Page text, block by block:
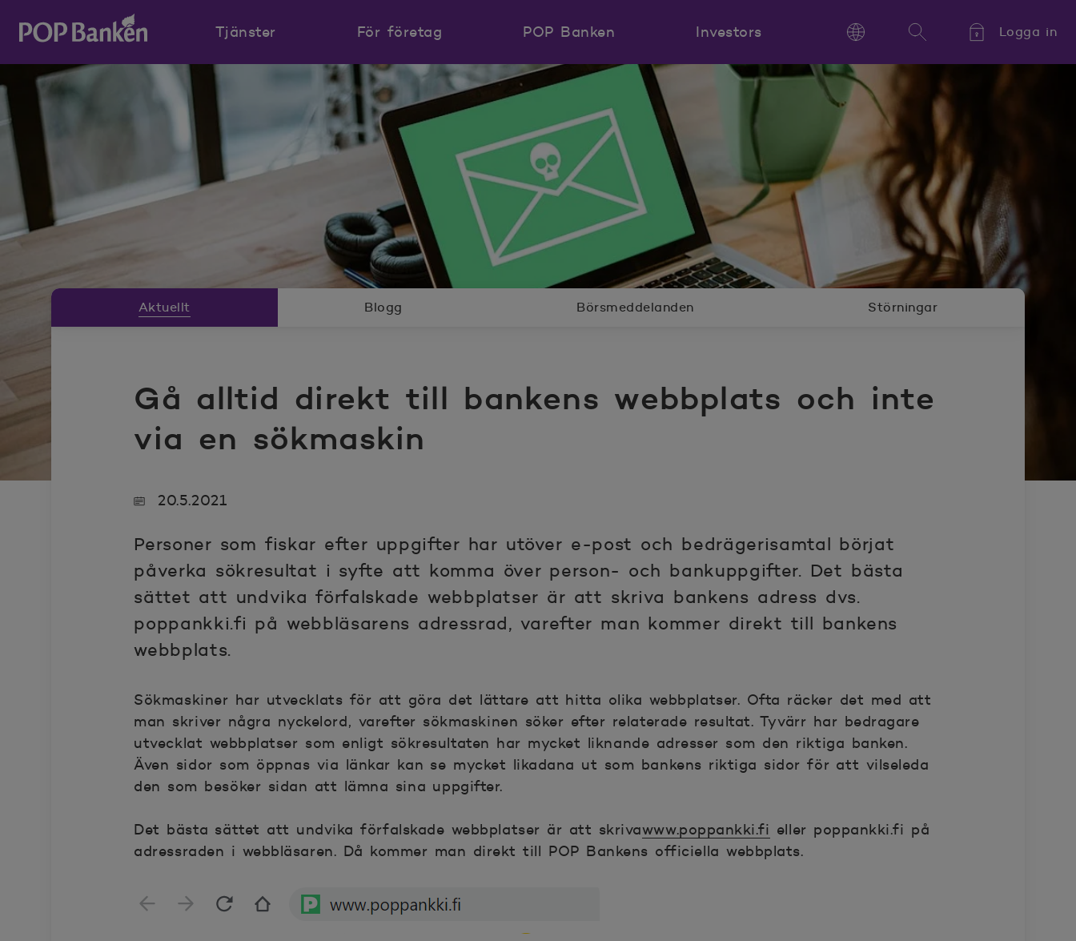
POP banken, till hemsidan
Tjänster För företag POP Banken
Investors
Kieli,
Språk,
Language
Language Sök
Logga in
Gå alltid direkt till bankens webbplats och inte
via en sökmaskin
Aktuellt Blogg Börsmeddelanden Störningar
20.5.2021
Personer som fiskar efter uppgifter har utöver e-post och bedrägerisamtal börjat
påverka sökresultat i syfte att komma över person- och bankuppgifter. Det bästa
sättet att undvika förfalskade webbplatser är att skriva bankens adress dvs.
poppankki.fi på webbläsarens adressrad, varefter man kommer direkt till bankens
webbplats.
Sökmaskiner har utvecklats för att göra det lättare att hitta olika webbplatser. Ofta räcker det med att
man skriver några nyckelord, varefter sökmaskinen söker efter relaterade resultat. Tyvärr har bedragare
utvecklat webbplatser som enligt sökresultaten har mycket liknande adresser som den riktiga banken.
Även sidor som öppnas via länkar kan se mycket likadana ut som bankens riktiga sidor för att vilseleda
den som besöker sidan att lämna sina uppgifter.
Det bästa sättet att undvika förfalskade webbplatser är att skrivawww.poppankki.fi eller poppankki.fi på
adressraden i webbläsaren. Då kommer man direkt till POP Bankens officiella webbplats.